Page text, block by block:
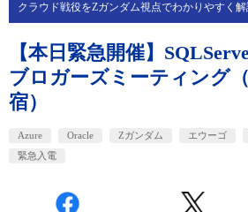
クラウド戦役をZガンダム視点でわかりやすく解
【本日緊急開催】
ブロガーズミーティング
宿）
Azure Oracle Zガンダム エウーゴ
緊急入電